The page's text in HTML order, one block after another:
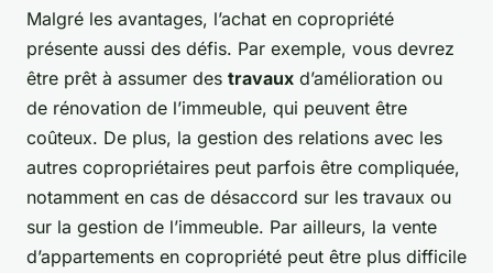
Malgré les avantages, l’achat en copropriété
présente aussi des défis. Par exemple, vous devrez
être prêt à assumer des travaux d’amélioration ou
de rénovation de l’immeuble, qui peuvent être
coûteux. De plus, la gestion des relations avec les
autres copropriétaires peut parfois être compliquée,
notamment en cas de désaccord sur les travaux ou
sur la gestion de l’immeuble. Par ailleurs, la vente
d’appartements en copropriété peut être plus difficile